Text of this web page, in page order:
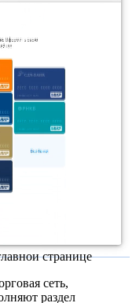
странице
сеть,
раздел